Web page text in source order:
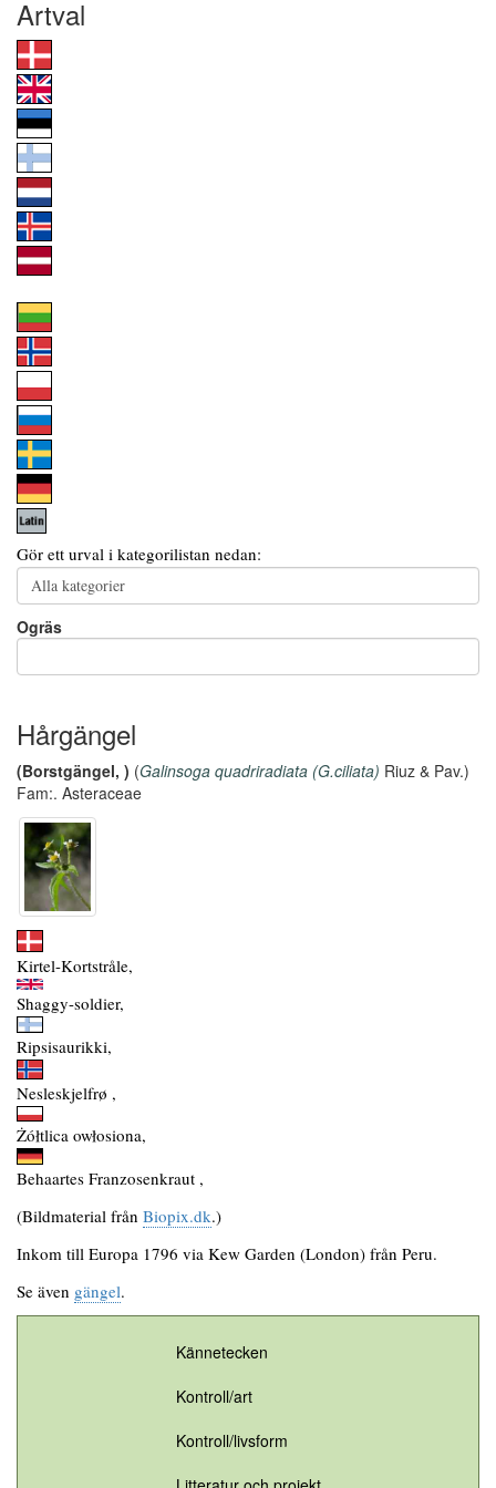
Artval
Gör ett urval i kategorilistan nedan:
Ogräs
Hårgängel
(Borstgängel, ) (Galinsoga quadriradiata (G.ciliata) Riuz & Pav.)
Fam:. Asteraceae
Kirtel-Kortstråle,
Shaggy-soldier,
Ripsisaurikki,
Nesleskjelfrø ,
Żółtlica owłosiona,
Behaartes Franzosenkraut ,
(Bildmaterial från Biopix.dk.)
Inkom till Europa 1796 via Kew Garden (London) från Peru.
Se även gängel.
Kännetecken
Kontroll/art
Kontroll/livsform